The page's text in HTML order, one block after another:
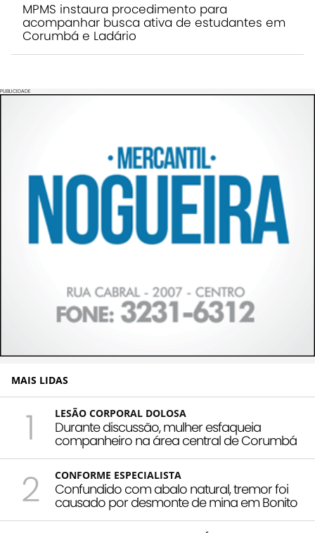
MPMS instaura procedimento para
acompanhar busca ativa de estudantes em
Corumbá e Ladário
PUBLICIDADE
MAIS LIDAS
1 LESÃO CORPORAL DOLOSA
Durante discussão, mulher esfaqueia
companheiro na área central de Corumbá
2 CONFORME ESPECIALISTA
Confundido com abalo natural, tremor foi
causado por desmonte de mina em Bonito